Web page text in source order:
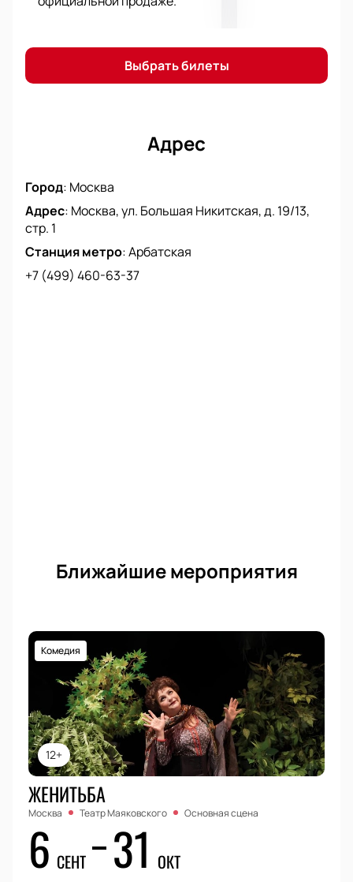
Не упустите возможность насладиться
Малой сцене Театра Маяковского 08 мая.
Выбрать билеты
Адрес
Город: Москва
Адрес: Москва, ул. Большая Никитская, д. 19/13,
стр. 1
Станция метро:Арбатская
+7 (499) 460-63-37
Ближайшие мероприятия
12+
Комедия
ЖЕНИТЬБА
Москва Театр Маяковского Основная сцена
6 СЕНТ 31 ОКТ